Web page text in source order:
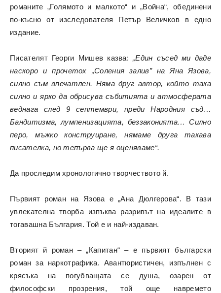
романите „Голямото и малкото“ и „Война“, обединени
по-късно от изследователя Петър Величков в едно
издание.
Писателят Георги Мишев казва:„Един съсед ми даде
наскоро и прочетох „Соления залив” на Яна Язова,
силно съм впечатлен. Няма друг автор, който така
силно и ярко да обрисува събитията и атмосферата
веднага след 9 септември, преди Народния съд…
Бандитизма, лумпенизацията, беззаконията… Силно
перо, мъжко конструиране, нямаме друга такава
писателка, но тепърва ще я оценяваме“.
Да проследим хронологично творчеството й.
Първият роман на Язова е „Ана Дюлгерова“. В тази
увлекателна творба изпъква разривът на идеалите в
тогавашна България. Той е и най-издаван.
Вторият й роман – „Капитан“ – е първият български
роман за наркотрафика. Авантюристичен, изпълнен с
крясъка на погубващата се душа, озарен от
философски прозрения, той още навремето